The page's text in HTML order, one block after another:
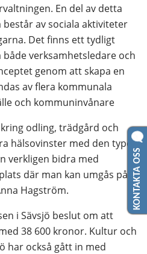
En del av detta
av sociala aktiviteter
Det finns ett tydligt
verksamhetsledare och
genom att skapa en
av flera kommunala
och kommuninvånare
odling, trädgård och
hälsovinster med den typen
verkligen bidra med
där man kan umgås på
Hagström.
i Sävsjö beslut om att
38 600 kronor. Kultur och
har också gått in med
KONTAKTA OSS